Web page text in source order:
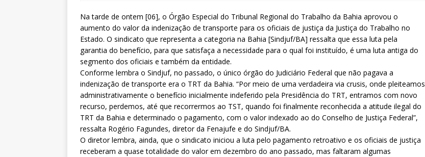
CNJ para tratar da retomada dos trabalhos
DESTAQUES
[ 7 de agosto de 2026 ] Dia 13 tem paralisação de duas horas. Veja as orientações do Sintrajusc
DESTAQUES
Na tarde de ontem [06], o Órgão Especial do Tribunal Regional do Trabalho da Bahia aprovou o
aumento do valor da indenização de transporte para os oficiais de justiça da Justiça do Trabalho no
Estado. O sindicato que representa a categoria na Bahia [Sindjuf/BA] ressalta que essa luta pela
garantia do benefício, para que satisfaça a necessidade para o qual foi instituído, é uma luta antiga do
segmento dos oficiais e também da entidade.
Conforme lembra o Sindjuf, no passado, o único órgão do Judiciário Federal que não pagava a
indenização de transporte era o TRT da Bahia. “Por meio de uma verdadeira via crusis, onde pleiteamos
administrativamente o benefício inicialmente indeferido pela Presidência do TRT, entramos com novo
recurso, perdemos, até que recorrermos ao TST, quando foi finalmente reconhecida a atitude ilegal do
TRT da Bahia e determinado o pagamento, com o valor indexado ao do Conselho de Justiça Federal”,
ressalta Rogério Fagundes, diretor da Fenajufe e do Sindjuf/BA.
O diretor lembra, ainda, que o sindicato iniciou a luta pelo pagamento retroativo e os oficiais de justiça
receberam a quase totalidade do valor em dezembro do ano passado, mas faltaram algumas